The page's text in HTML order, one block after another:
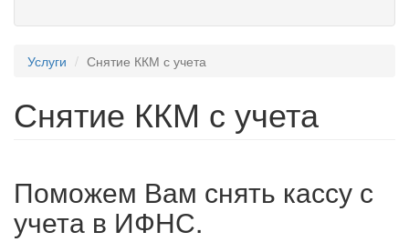
Услуги Снятие ККМ с учета
Снятие ККМ с учета
Поможем Вам снять кассу с
учета в ИФНС.